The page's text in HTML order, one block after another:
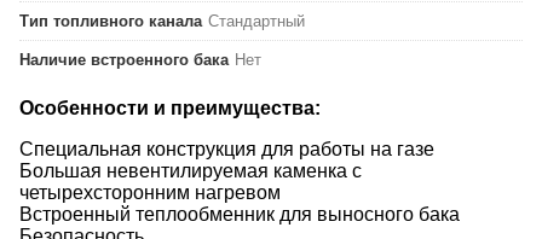
Тип топливного канала Стандартный
Наличие встроенного бака Нет
Особенности и преимущества:
Специальная конструкция для работы на газе
Большая невентилируемая каменка с
четырехсторонним нагревом
Встроенный теплообменник для выносного бака